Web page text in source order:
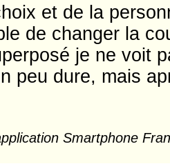
et de la
de changer la
je ne voit
peu dure, mais
Smartphone